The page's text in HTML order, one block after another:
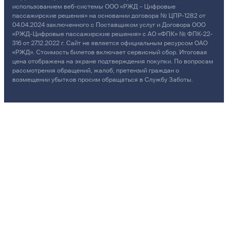
использованием веб-системы ООО «РЖД – Цифровые
пассажирские решения» на основании договора № ЦПР-1282 от
04.04.2024 заключенного с Поставщиком услуг и Договора ООО
«РЖД-Цифровые пассажирские решения» с АО «ФПК» № ФПК-22-
316 от 27.12.2022 г. Сайт не является официальным ресурсом ОАО
«РЖД». Стоимость билетов включает сервисный сбор. Итоговая
цена отображена на экране подтверждения покупки. По вопросам
рассмотрения обращений, жалоб, претензий граждан о
возмещении убытков просим обращаться в Службу Заботы.